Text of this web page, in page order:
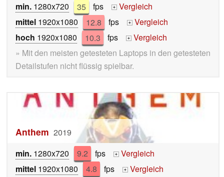
min. 1280x720 35 fps +
Vergleich
mittel 1920x1080 12.8 fps +
Vergleich
hoch 1920x1080 10.3 fps +
Vergleich
» Mit den meisten getesteten Laptops in den getesteten
Detailstufen nicht flüssig spielbar.
Anthem 2019
min. 1280x720 9.2 fps +
Vergleich
mittel 1920x1080 4.8 fps +
Vergleich